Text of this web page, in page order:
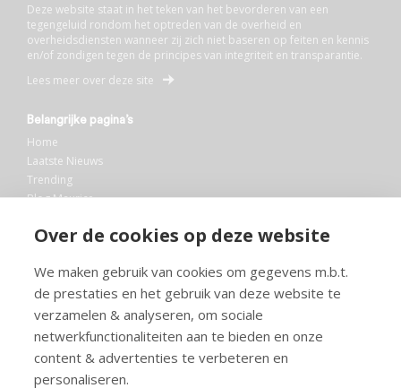
Over de cookies op deze website
We maken gebruik van cookies om gegevens m.b.t.
de prestaties en het gebruik van deze website te
verzamelen & analyseren, om sociale
netwerkfunctionaliteiten aan te bieden en onze
content & advertenties te verbeteren en
personaliseren.
Deze website staat in het teken van het bevorderen van een
tegengeluid rondom het optreden van de overheid en
overheidsdiensten wanneer zij zich niet baseren op feiten en kennis
en/of zondigen tegen de principes van integriteit en transparantie.
Lees meer over deze site
Belangrijke pagina’s
Home
Laatste Nieuws
Trending
Blog Maurice
Bibliotheek
Info en service
FAQ
Doneren
Privacy
Voorwaarden
Meedoen